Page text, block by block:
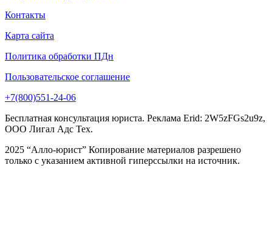
Контакты
Карта сайта
Политика обработки ПДн
Пользовательское соглашение
+7(800)551-24-06
Бесплатная консультация юриста. Реклама Erid: 2W5zFGs2u9z,
ООО Лигал Адс Тех.
2025 “Алло-юрист” Копирование материалов разрешено
только с указанием активной гиперссылки на источник.